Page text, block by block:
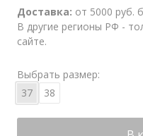
Доставка: от 5000 руб.
В другие регионы РФ -
сайте.
Выбрать размер:
37
38